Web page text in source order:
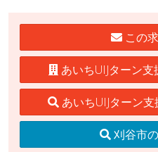
この
あいちUIJターン
あいちUIJターン
刈谷市